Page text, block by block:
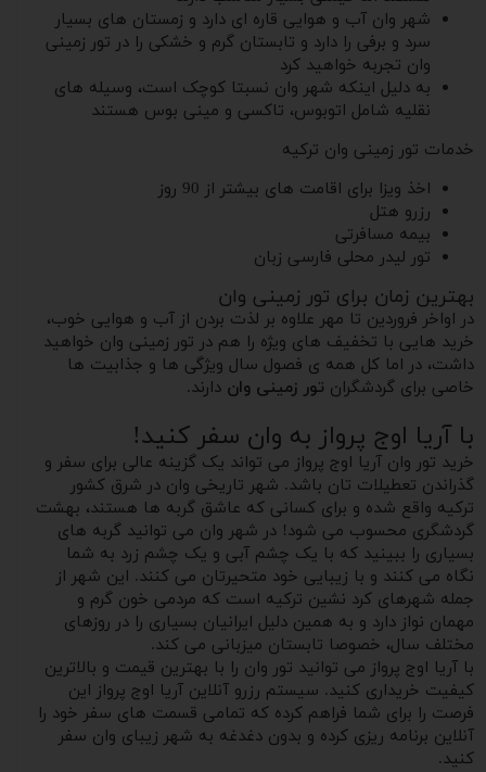
شهر وان آب و هوایی قاره ای دارد و زمستان های بسیار
سرد و برفی را دارد و تابستان گرم و خشکی را در تور زمینی
وان تجربه خواهید کرد
به دلیل اینکه شهر وان نسبتا کوچک است، وسیله های
نقلیه شامل اتوبوس، تاکسی و مینی بوس هستند
خدمات تور زمینی وان ترکیه
اخذ ویزا برای اقامت های بیشتر از 90 روز
رزرو هتل
بیمه مسافرتی
تور لیدر محلی فارسی زبان
بهترین زمان برای تور زمینی وان
در اواخر فروردین تا مهر علاوه بر لذت بردن از آب و هوایی خوب،
خرید هایی با تخفیف های ویژه را هم در تور زمینی وان خواهید
داشت، در اما کل همه ی فصول سال ویژگی ها و جذابیت ها
خاصی برای گردشگران تور زمینی وان دارند.
با آریا اوج پرواز به وان سفر کنید!
خرید تور وان آریا اوج پرواز می تواند یک گزینه عالی برای سفر و
گذراندن تعطیلات تان باشد. شهر تاریخی وان در شرق کشور
ترکیه واقع شده و‌ برای کسانی که عاشق گربه ها هستند، بهشت
گردشگری محسوب می شود! در شهر وان می‌ توانید گربه های
بسیاری را ببینید که با یک چشم آبی و یک چشم زرد به شما
نگاه می کنند و با زیبایی خود متحیرتان می کنند. این شهر از
جمله شهرهای کرد نشین ترکیه است که مردمی خون گرم و
مهمان نواز دارد و به همین دلیل ایرانیان بسیاری را در روزهای
مختلف سال، خصوصا تابستان میزبانی می کند.
با آریا اوج پرواز می توانید تور وان را با بهترین قیمت و بالاترین
کیفیت خریداری کنید. سیستم رزرو آنلاین آریا اوج پرواز این
فرصت را برای شما فراهم کرده که تمامی قسمت های سفر خود را
آنلاین برنامه ریزی کرده و‌ بدون دغدغه به شهر زیبای وان سفر
کنید.